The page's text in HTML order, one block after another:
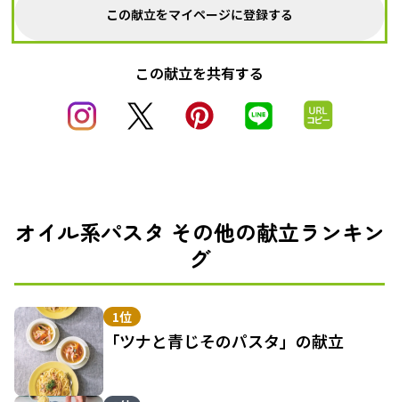
この献立をマイページに登録する
この献立を共有する
オイル系パスタ その他の献立ランキン
グ
1位
「ツナと青じそのパスタ」の献立